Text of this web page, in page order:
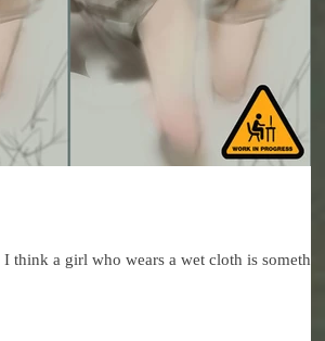
a girl who wears a wet cloth is something